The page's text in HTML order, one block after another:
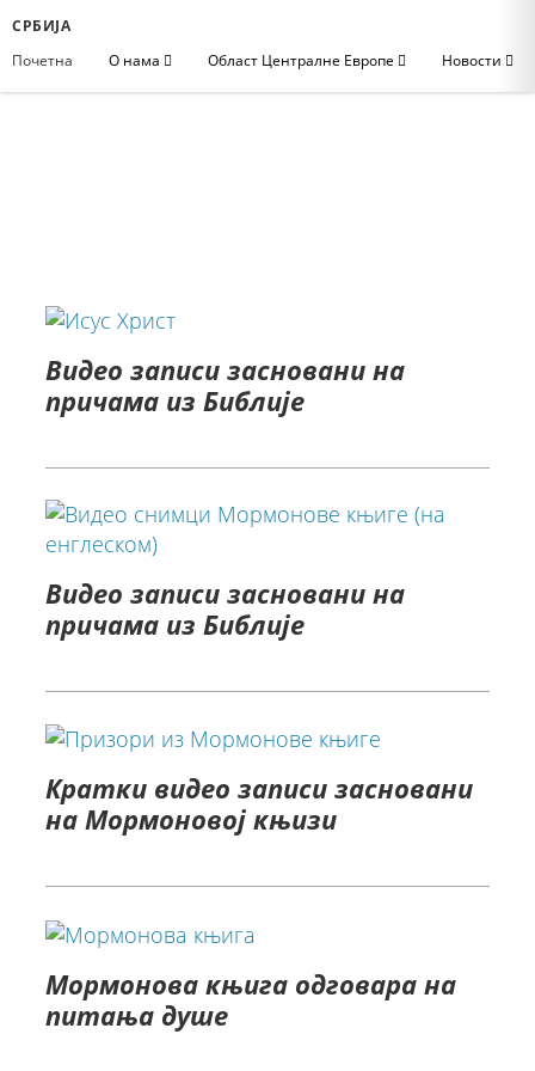
СРБИЈА
Почетна
О нама Област Централне Европе Новости
Видео записи засновани на
причама из Библије
Видео записи засновани на
причама из Библије
Кратки видео записи засновани
на Мормоновој књизи
Мормонова књига одговара на
питања душе